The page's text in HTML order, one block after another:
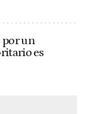
por un
es